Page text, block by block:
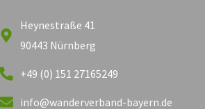
Heynestraße 41
90443 Nürnberg
+49 (0) 151 27165249
info@wanderverband-bayern.de